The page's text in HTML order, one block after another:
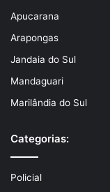
Apucarana
Arapongas
Jandaia do Sul
Mandaguari
Marilândia do Sul
Categorias:
Policial